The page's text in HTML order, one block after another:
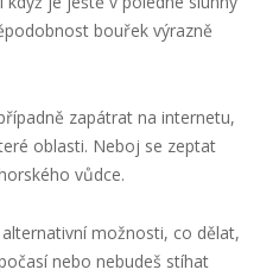
bouřek výrazně
zapátrat na internetu,
oblasti. Neboj se zeptat
vůdce.
možnosti, co dělat,
nebo nebudeš stíhat